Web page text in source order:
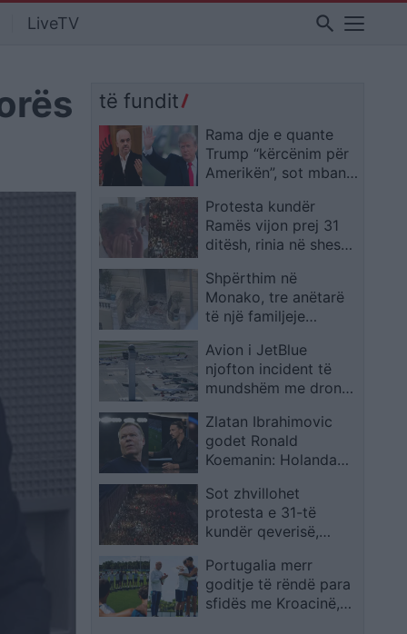
LiveTV search
të fundit
Rama dje e quante
Trump “kërcënim për
Amerikën”, sot mban
protestave 31-ditore
Protesta kundër
Ramës vijon prej 31
ditësh, rinia në shesh
shpërthen në lot teksa
i mbështet
Shpërthim në
Monako, tre anëtarë
të një familjeje
plagosur; autoritetet
verifikojnë pistën
terroriste
Avion i JetBlue
njofton incident të
mundshëm me dron
në JFK
Zlatan Ibrahimovic
godet Ronald
Koemanin: Holanda
identitetin e saj
Sot zhvillohet
protesta e 31-të
kundër qeverisë,
largimin e
panegociueshëm të
Edi Ramës
Portugalia merr
goditje të rëndë para
sfidës me Kroacinë,